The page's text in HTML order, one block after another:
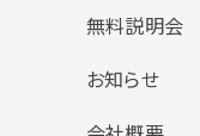
無料説明会
お知らせ